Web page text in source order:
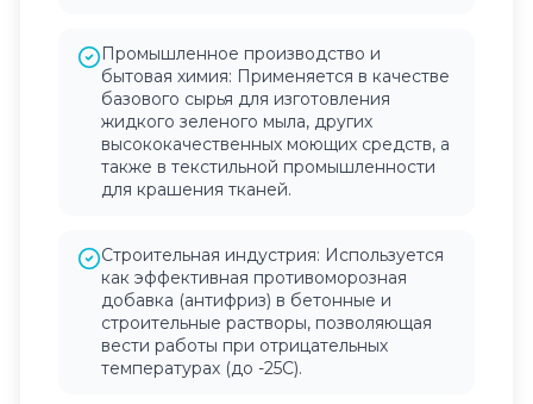
Промышленное производство и
бытовая химия: Применяется в качестве
базового сырья для изготовления
жидкого зеленого мыла, других
высококачественных моющих средств, а
также в текстильной промышленности
для крашения тканей.
Строительная индустрия: Используется
как эффективная противоморозная
добавка (антифриз) в бетонные и
строительные растворы, позволяющая
вести работы при отрицательных
температурах (до -25C).